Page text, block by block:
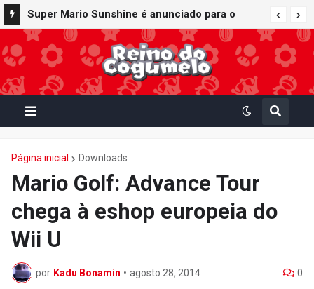
Super Mario Sunshine é anunciado para o
Nintendo GameCube - Nintendo Classics do
Nintendo Switch Online
Página inicial Downloads
Mario Golf: Advance Tour
chega à eshop europeia do
Wii U
por Kadu Bonamin • agosto 28, 2014 0